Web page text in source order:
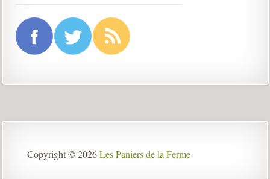
Copyright © 2026Les Paniers de la Ferme